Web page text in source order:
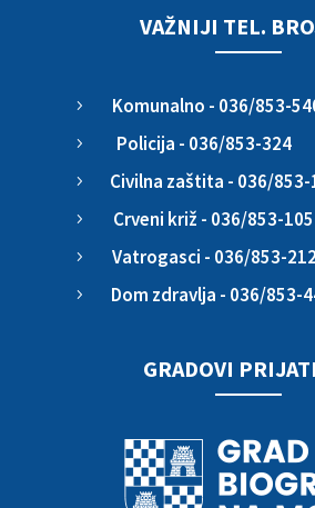
VAŽNIJI TEL.
5 Komunalno - 036/853-
5 Policija - 036/853-324
5 Civilna zaštita - 036/853-
5 Crveni križ - 036/853-105
5 Vatrogasci - 036/853-212
5 Dom zdravlja - 036/853-
GRADOVI